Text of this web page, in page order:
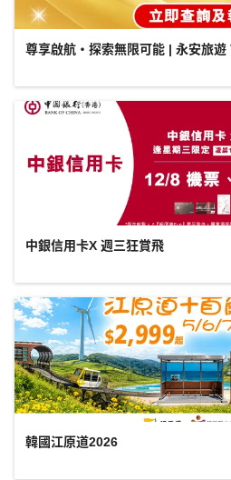
尊享啟航・探索無限可能 | 永安旅
中銀信用卡X 週三狂賞飛
韓國江原道2026